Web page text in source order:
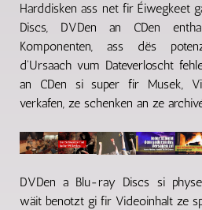
Harddisken ass net fir Éiwegkeet
Discs, DVDen an CDen
Komponenten, ass dës
d'Ursaach vum Dateverloscht
an CDen si super fir Musek,
verkafen, ze schenken an ze
DVDen a Blu-ray Discs si
wäit benotzt gi fir Videoinhalt ze